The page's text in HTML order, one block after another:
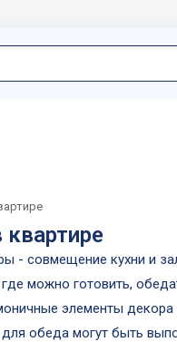
- совмещение кухни и
можно готовить,
элементы
обеда могут быть